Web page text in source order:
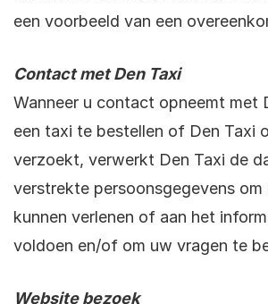
een voorbeeld van een
Contact met Den Taxi
Wanneer u contact opneemt met
een taxi te bestellen of Den Taxi
verzoekt, verwerkt Den Taxi de
verstrekte persoonsgegevens
kunnen verlenen of aan het
voldoen en/of om uw vragen te
Website bezoek